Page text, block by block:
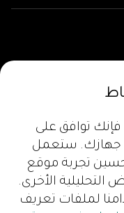
توافق على
جهازك. ستعمل
تجربة موقع
الأخرى.
لملفات تعريف